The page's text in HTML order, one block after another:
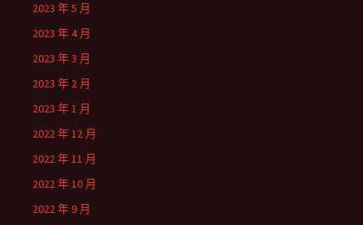
2023 年 5 月
2023 年 4 月
2023 年 3 月
2023 年 2 月
2023 年 1 月
2022 年 12 月
2022 年 11 月
2022 年 10 月
2022 年 9 月